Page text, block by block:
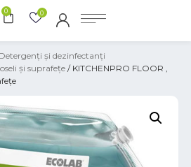
0 0
Detergenți și dezinfectanți
și suprafețe / KITCHENPRO FLOOR ,